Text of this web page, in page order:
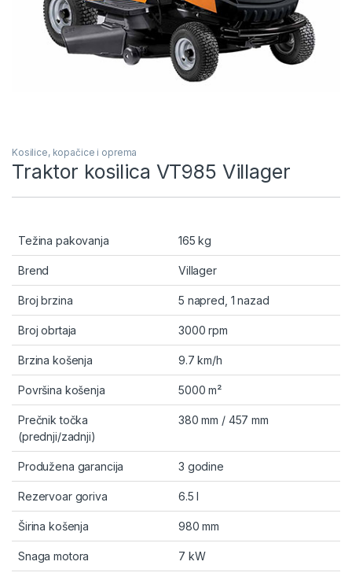
Kosilice, kopačice i oprema
Traktor kosilica VT985 Villager
Težina pakovanja 165 kg
Brend Villager
Broj brzina 5 napred, 1 nazad
Broj obrtaja 3000 rpm
Brzina košenja 9.7 km/h
Površina košenja 5000 m²
Prečnik točka
(prednji/zadnji)
380 mm / 457 mm
Produžena garancija 3 godine
Rezervoar goriva 6.5 l
Širina košenja 980 mm
Snaga motora 7 kW